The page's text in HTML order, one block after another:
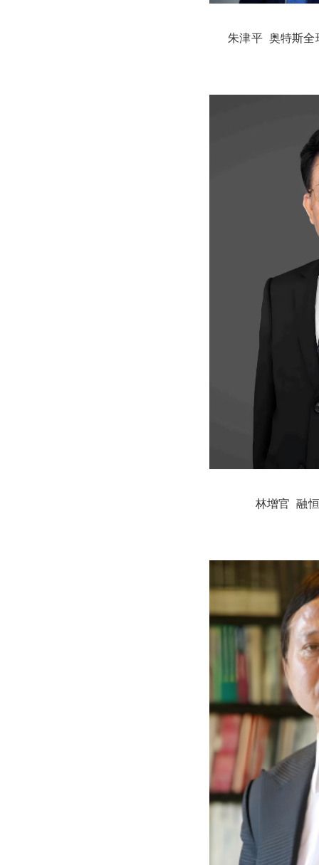
朱津平 奥特斯全
林增官 融恒国